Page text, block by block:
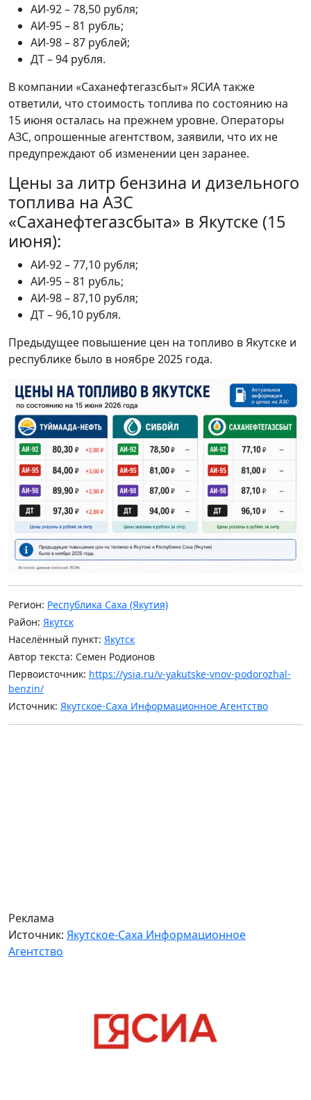
АИ-92 – 78,50 рубля;
АИ-95 – 81 рубль;
АИ-98 – 87 рублей;
ДТ – 94 рубля.
В компании «Саханефтегазсбыт» ЯСИА также
ответили, что стоимость топлива по состоянию на
15 июня осталась на прежнем уровне. Операторы
АЗС, опрошенные агентством, заявили, что их не
предупреждают об изменении цен заранее.
Цены за литр бензина и дизельного
топлива на АЗС
«Саханефтегазсбыта» в Якутске (15
июня):
АИ-92 – 77,10 рубля;
АИ-95 – 81 рубль;
АИ-98 – 87,10 рубля;
ДТ – 96,10 рубля.
Предыдущее повышение цен на топливо в Якутске и
республике было в ноябре 2025 года.
Регион: Республика Саха (Якутия)
Район: Якутск
Населённый пункт: Якутск
Автор текста: Семен Родионов
Первоисточник: https://ysia.ru/v-yakutske-vnov-podorozhal-
benzin/
Источник: Якутское-Саха Информационное Агентство
Реклама
Источник: Якутское-Саха Информационное
Агентство